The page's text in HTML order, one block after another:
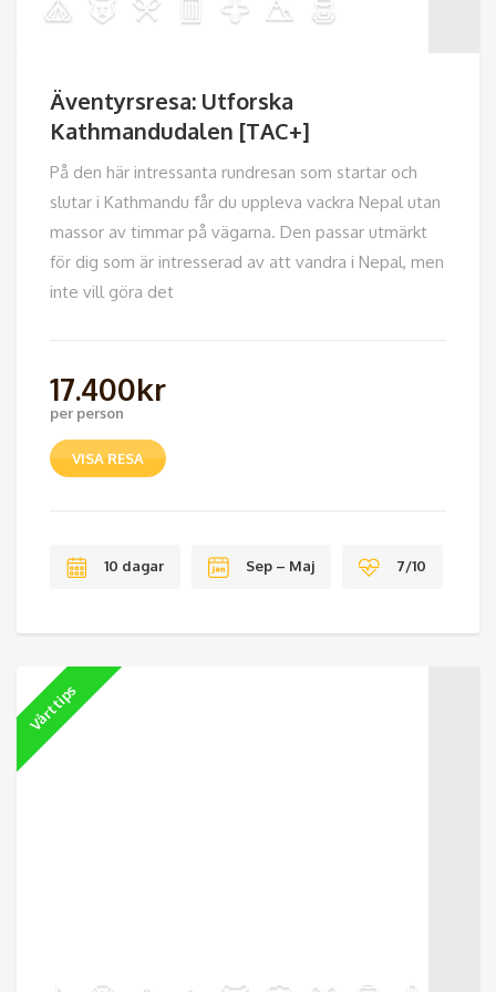
Äventyrsresa: Utforska
Kathmandudalen [TAC+]
På den här intressanta rundresan som startar och
slutar i Kathmandu får du uppleva vackra Nepal utan
massor av timmar på vägarna. Den passar utmärkt
för dig som är intresserad av att vandra i Nepal, men
inte vill göra det
17.400kr
per person
VISA RESA
10 dagar Sep – Maj 7/10
Vårt tips